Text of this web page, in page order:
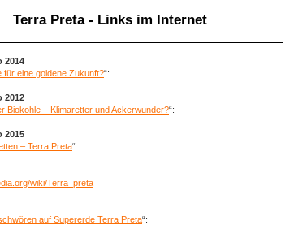
Terra Preta - Links im Internet
2014
für eine goldene Zukunft?“:
2012
Biokohle – Klimaretter und Ackerwunder?“:
2015
– Terra Preta“:
wiki/Terra_preta
auf Supererde Terra Preta“: